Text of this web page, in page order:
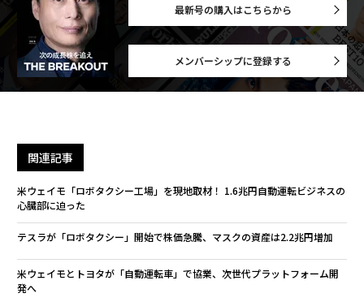
最新号の購入はこちらから
メンバーシップに登録する
関連記事
米ウェイモ「ロボタクシー工場」を現地取材！ 1.6兆円自動運転ビジネスの
心臓部に迫った
テスラが「ロボタクシー」開始で株価急騰、マスクの資産は2.2兆円増加
米ウェイモとトヨタが「自動運転車」で協業、次世代プラットフォーム開
発へ